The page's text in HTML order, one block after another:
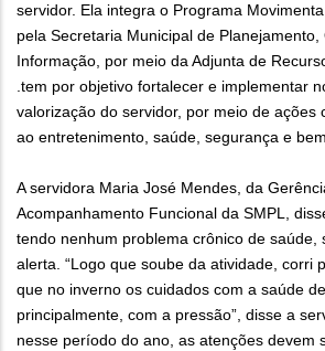
servidor. Ela integra o Programa
pela Secretaria Municipal de
Informação, por meio da Adjunta de
.tem por objetivo fortalecer e implementar
valorização do servidor, por meio de ações
ao entretenimento, saúde, segurança e
A servidora Maria José Mendes, da
Acompanhamento Funcional da SMPL,
tendo nenhum problema crônico de saúde,
alerta. “Logo que soube da atividade, corri
que no inverno os cuidados com a saúde
principalmente, com a pressão”, disse a
nesse período do ano, as atenções devem